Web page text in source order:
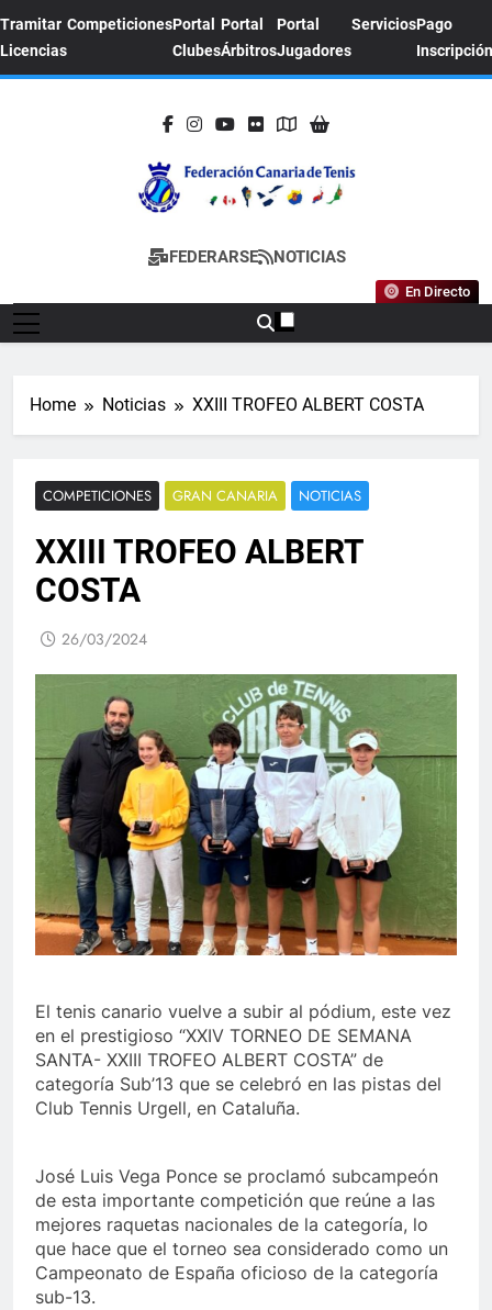
Tramitar
Licencias
CompeticionesPortal
Clubes
Portal
Árbitros
Portal
Jugadores
ServiciosPago
Inscripción
FEDERACION
CANARIA DE
TENIS
Sitio Oficial De La Federación Canaria De
FEDERARSE NOTICIAS
En Directo
Home Noticias XXIII TROFEO ALBERT COSTA
COMPETICIONES GRAN CANARIA NOTICIAS
XXIII TROFEO ALBERT
COSTA
26/03/2024
El tenis canario vuelve a subir al pódium, este vez
en el prestigioso “XXIV TORNEO DE SEMANA
SANTA- XXIII TROFEO ALBERT COSTA” de
categoría Sub’13 que se celebró en las pistas del
Club Tennis Urgell, en Cataluña.
José Luis Vega Ponce se proclamó subcampeón
de esta importante competición que reúne a las
mejores raquetas nacionales de la categoría, lo
que hace que el torneo sea considerado como un
Campeonato de España oficioso de la categoría
sub-13.